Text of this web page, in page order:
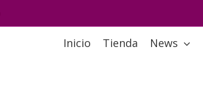
Inicio Tienda News